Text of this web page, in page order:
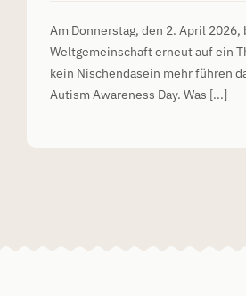
Am Donnerstag, den 2. April 2026,
Weltgemeinschaft erneut auf ein
kein Nischendasein mehr führen
Autism Awareness Day. Was [...]